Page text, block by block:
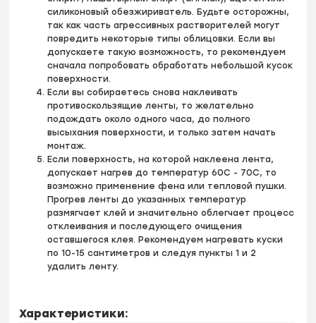
силиконовый обезжириватель. Будьте осторожны,
так как часть агрессивных растворителей могут
повредить некоторые типы облицовки. Если вы
допускаете такую возможность, то рекомендуем
сначала попробовать обработать небольшой кусок
поверхности.
Если вы собираетесь снова наклеивать
противоскользящие ленты, то желательно
подождать около одного часа, до полного
высыхания поверхности, и только затем начать
монтаж.
Если поверхность, на которой наклеена лента,
допускает нагрев до температур 60С - 70С, то
возможно применение фена или тепловой пушки.
Прогрев ленты до указанных температур
размягчает клей и значительно облегчает процесс
отклеивания и последующего очищения
оставшегося клея. Рекомендуем нагревать куски
по 10-15 сантиметров и следуя пункты 1 и 2
удалить ленту.
Характеристики: